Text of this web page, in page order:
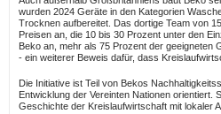
wurden 2024 Geräte in den Kategorien
Trocknen aufbereitet. Das dortige Team von
Preisen an, die 10 bis 30 Prozent unter den
Beko an, mehr als 75 Prozent der geeigneten
- ein weiterer Beweis dafür, dass
Die Initiative ist Teil von Bekos
Entwicklung der Vereinten Nationen orientiert.
Geschichte der Kreislaufwirtschaft mit lokaler